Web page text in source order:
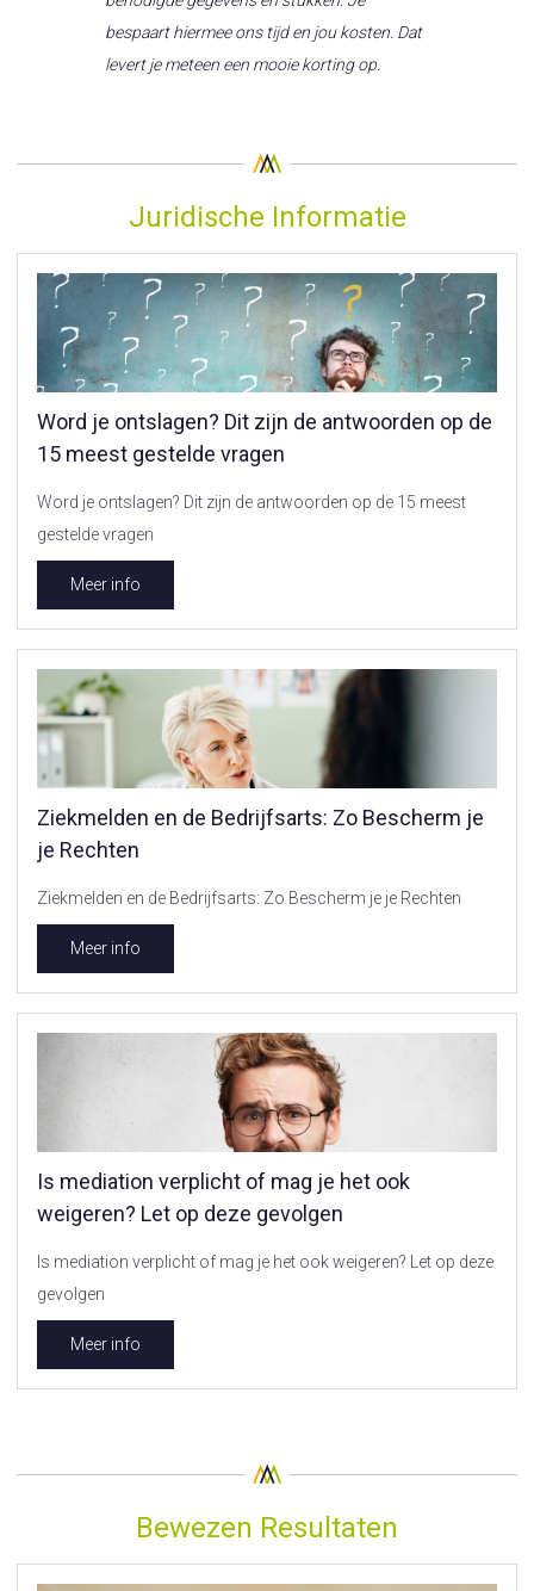
bespaart hiermee ons tijd en jou kosten. Dat
levert je meteen een mooie korting op.
Juridische Informatie
Word je ontslagen? Dit zijn de antwoorden op de
15 meest gestelde vragen
Word je ontslagen? Dit zijn de antwoorden op de 15 meest
gestelde vragen
Meer info
Ziekmelden en de Bedrijfsarts: Zo Bescherm je
je Rechten
Ziekmelden en de Bedrijfsarts: Zo Bescherm je je Rechten
Meer info
Is mediation verplicht of mag je het ook
weigeren? Let op deze gevolgen
Is mediation verplicht of mag je het ook weigeren? Let op deze
gevolgen
Meer info
Bewezen Resultaten